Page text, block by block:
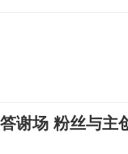
谢场 粉丝与主